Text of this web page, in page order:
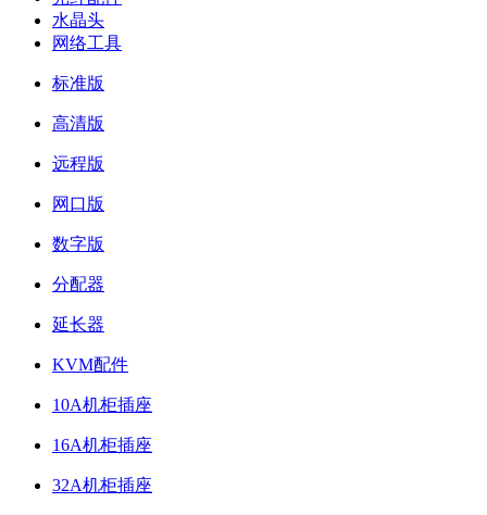
水晶头
网络工具
标准版
高清版
远程版
网口版
数字版
分配器
延长器
KVM配件
10A机柜插座
16A机柜插座
32A机柜插座